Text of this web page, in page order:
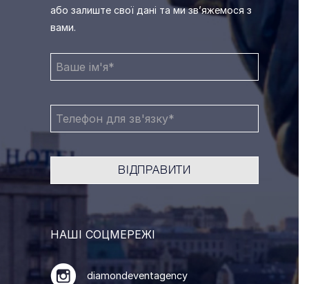
або залиште свої дані та ми зв’яжемося з
вами.
НАШІ СОЦМЕРЕЖІ
diamondeventagency